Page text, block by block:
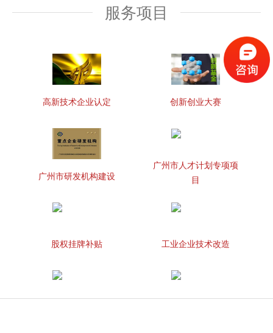
服务项目
高新技术企业认定 创新创业大赛
广州市研发机构建设
广州市人才计划专项项
目
股权挂牌补贴 工业企业技术改造